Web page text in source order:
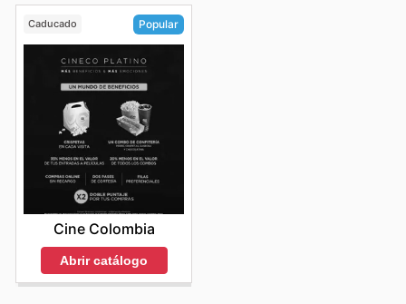
Caducado Popular
Cine Colombia
Abrir catálogo